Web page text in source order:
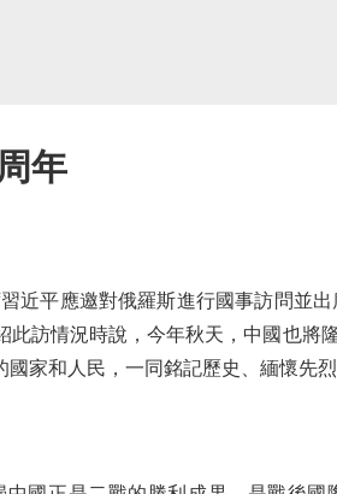
年
平應邀對俄羅斯進行國事訪問並出
訪情況時說，今年秋天，中國也將
家和人民，一同銘記歷史、緬懷先烈